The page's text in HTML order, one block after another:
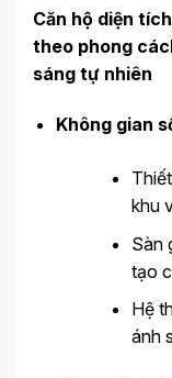
Căn hộ diện
theo phong
sáng tự nhiên
Không gian
khu
Sàn
tạo
Hệ
ánh